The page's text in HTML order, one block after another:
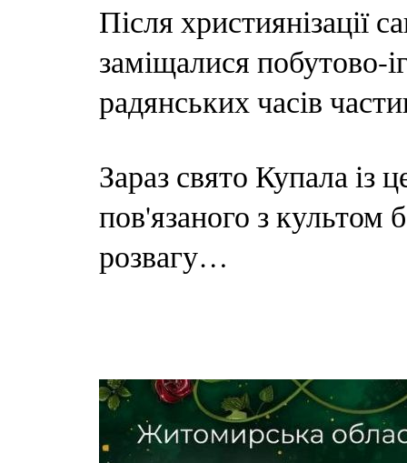
Після християнізації
заміщалися побутово-
радянських часів
Зараз свято Купала із
пов'язаного з культом
розвагу…